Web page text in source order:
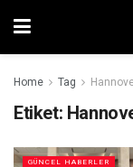
Home Tag
Etiket:
GÜNCEL HABERLER